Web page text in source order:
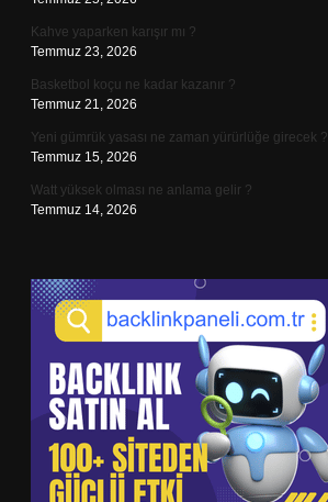
Kahve yaparken karışır mı ?
Temmuz 23, 2026
Basketbol koçu ne kadar kazanır ?
Temmuz 21, 2026
Yeni gümrük yasası ne zaman yürürlüğe girecek ?
Temmuz 15, 2026
Watt yüksek olması ne anlama gelir ?
Temmuz 14, 2026